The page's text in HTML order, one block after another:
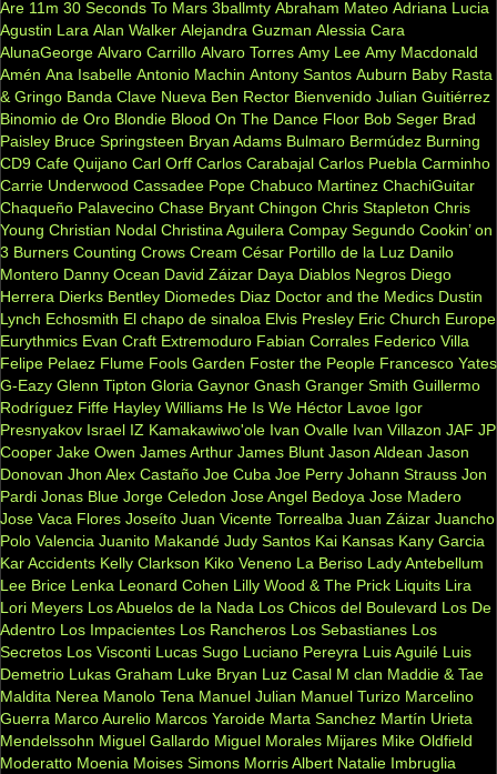
Are 11m 30 Seconds To Mars 3ballmty Abraham Mateo Adriana Lucia
Agustin Lara Alan Walker Alejandra Guzman Alessia Cara
AlunaGeorge Alvaro Carrillo Alvaro Torres Amy Lee Amy Macdonald
Amén Ana Isabelle Antonio Machin Antony Santos Auburn Baby Rasta
& Gringo Banda Clave Nueva Ben Rector Bienvenido Julian Guitiérrez
Binomio de Oro Blondie Blood On The Dance Floor Bob Seger Brad
Paisley Bruce Springsteen Bryan Adams Bulmaro Bermúdez Burning
CD9 Cafe Quijano Carl Orff Carlos Carabajal Carlos Puebla Carminho
Carrie Underwood Cassadee Pope Chabuco Martinez ChachiGuitar
Chaqueño Palavecino Chase Bryant Chingon Chris Stapleton Chris
Young Christian Nodal Christina Aguilera Compay Segundo Cookin’ on
3 Burners Counting Crows Cream César Portillo de la Luz Danilo
Montero Danny Ocean David Záizar Daya Diablos Negros Diego
Herrera Dierks Bentley Diomedes Diaz Doctor and the Medics Dustin
Lynch Echosmith El chapo de sinaloa Elvis Presley Eric Church Europe
Eurythmics Evan Craft Extremoduro Fabian Corrales Federico Villa
Felipe Pelaez Flume Fools Garden Foster the People Francesco Yates
G-Eazy Glenn Tipton Gloria Gaynor Gnash Granger Smith Guillermo
Rodríguez Fiffe Hayley Williams He Is We Héctor Lavoe Igor
Presnyakov Israel IZ Kamakawiwo'ole Ivan Ovalle Ivan Villazon JAF JP
Cooper Jake Owen James Arthur James Blunt Jason Aldean Jason
Donovan Jhon Alex Castaño Joe Cuba Joe Perry Johann Strauss Jon
Pardi Jonas Blue Jorge Celedon Jose Angel Bedoya Jose Madero
Jose Vaca Flores Joseíto Juan Vicente Torrealba Juan Záizar Juancho
Polo Valencia Juanito Makandé Judy Santos Kai Kansas Kany Garcia
Kar Accidents Kelly Clarkson Kiko Veneno La Beriso Lady Antebellum
Lee Brice Lenka Leonard Cohen Lilly Wood & The Prick Liquits Lira
Lori Meyers Los Abuelos de la Nada Los Chicos del Boulevard Los De
Adentro Los Impacientes Los Rancheros Los Sebastianes Los
Secretos Los Visconti Lucas Sugo Luciano Pereyra Luis Aguilé Luis
Demetrio Lukas Graham Luke Bryan Luz Casal M clan Maddie & Tae
Maldita Nerea Manolo Tena Manuel Julian Manuel Turizo Marcelino
Guerra Marco Aurelio Marcos Yaroide Marta Sanchez Martín Urieta
Mendelssohn Miguel Gallardo Miguel Morales Mijares Mike Oldfield
Moderatto Moenia Moises Simons Morris Albert Natalie Imbruglia